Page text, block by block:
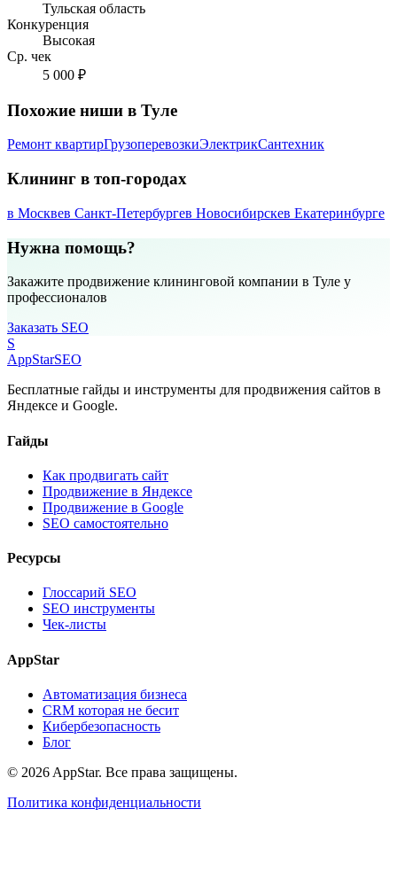
Тульская область
Конкуренция
Высокая
Ср. чек
5 000 ₽
Похожие ниши в Туле
Ремонт квартирГрузоперевозкиЭлектрикСантехник
Клининг в топ-городах
в Москвев Санкт-Петербургев Новосибирскев Екатеринбурге
Нужна помощь?
Закажите продвижение клининговой компании в Туле у
профессионалов
Заказать SEO
S
AppStarSEO
Бесплатные гайды и инструменты для продвижения сайтов в
Яндексе и Google.
Гайды
Как продвигать сайт
Продвижение в Яндексе
Продвижение в Google
SEO самостоятельно
Ресурсы
Глоссарий SEO
SEO инструменты
Чек-листы
AppStar
Автоматизация бизнеса
CRM которая не бесит
Кибербезопасность
Блог
© 2026 AppStar. Все права защищены.
Политика конфиденциальности